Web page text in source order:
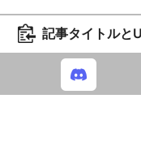
記事タイトルと